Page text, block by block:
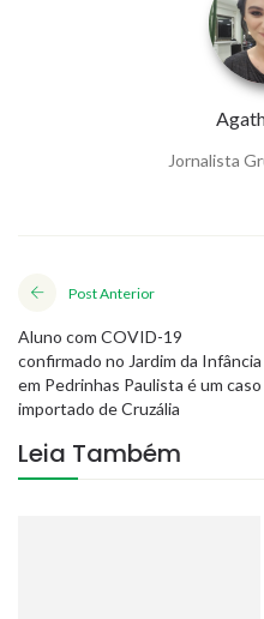
Jornalista
Post Anterior
Aluno com COVID-19
confirmado no Jardim da Infância
em Pedrinhas Paulista é um caso
importado de Cruzália
Leia Também